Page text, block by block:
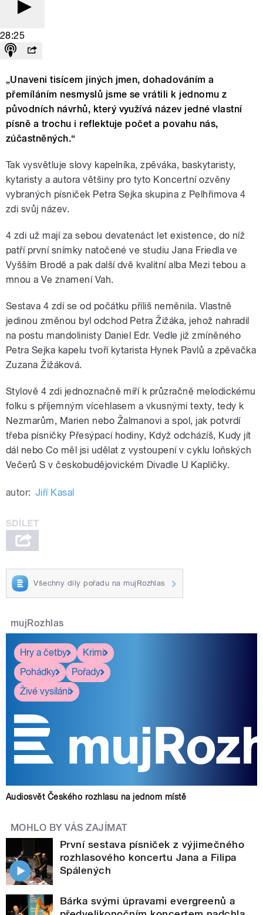
28:25
„Unaveni tisícem jiných jmen, dohadováním a
přemíláním nesmyslů jsme se vrátili k jednomu z
původních návrhů, který využívá název jedné vlastní
písně a trochu i reflektuje počet a povahu nás,
zúčastněných.“
Tak vysvětluje slovy kapelníka, zpěváka, baskytaristy,
kytaristy a autora většiny pro tyto Koncertní ozvěny
vybraných písniček Petra Sejka skupina z Pelhřimova 4
zdi svůj název.
4 zdi už mají za sebou devatenáct let existence, do níž
patří první snímky natočené ve studiu Jana Friedla ve
Vyšším Brodě a pak další dvě kvalitní alba Mezi tebou a
mnou a Ve znamení Vah.
Sestava 4 zdí se od počátku příliš neměnila. Vlastně
jedinou změnou byl odchod Petra Žižáka, jehož nahradil
na postu mandolinisty Daniel Edr. Vedle již zmíněného
Petra Sejka kapelu tvoří kytarista Hynek Pavlů a zpěvačka
Zuzana Žižáková.
Stylově 4 zdi jednoznačně míří k průzračně melodickému
folku s příjemným vícehlasem a vkusnými texty, tedy k
Nezmarům, Marien nebo Žalmanovi a spol, jak potvrdí
třeba písničky Přesýpací hodiny, Když odcházíš, Kudy jít
dál nebo Co měl jsi udělat z vystoupení v cyklu loňských
Večerů S v českobudějovickém Divadle U Kapličky.
autor: Jiří Kasal
Všechny díly pořadu na mujRozhlas
mujRozhlas
Hry a četby
Krimi
Pohádky
Pořady
Živé vysílání
Audiosvět Českého rozhlasu na jednom místě
MOHLO BY VÁS ZAJÍMAT
První sestava písniček z výjimečného
rozhlasového koncertu Jana a Filipa
Spálených
Bárka svými úpravami evergreenů a